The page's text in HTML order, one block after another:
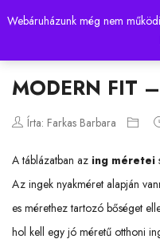
Webáruházunk még nem
MODERN FIT
Írta: Farkas Barbara
A táblázatban az ing méretei
Az ingek nyakméret alapján
es mérethez tartozó bőséget
hol kell egy jó méretű otthoni